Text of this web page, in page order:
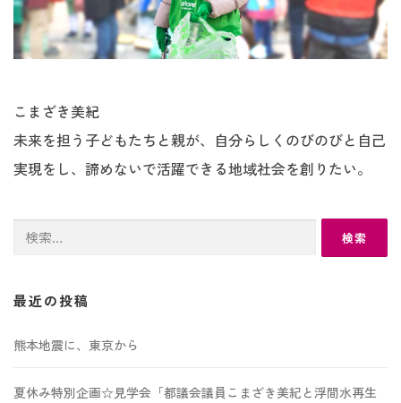
こまざき美紀
未来を担う子どもたちと親が、自分らしくのびのびと自己
実現をし、諦めないで活躍できる地域社会を創りたい。
検
最近の投稿
熊本地震に、東京から
夏休み特別企画☆見学会「都議会議員こまざき美紀と浮間水再生